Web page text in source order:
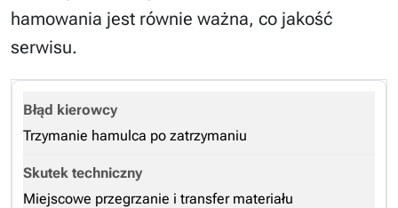
hamowania jest równie ważna, co jakość
serwisu.
Trzymanie hamulca po zatrzymaniu
Miejscowe przegrzanie i transfer materiału